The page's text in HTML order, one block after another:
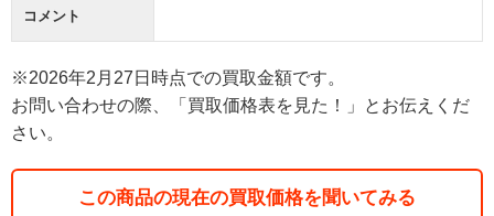
コメント
※2026年2月27日時点での買取金額です。
お問い合わせの際、「買取価格表を見た！」とお伝えくだ
さい。
この商品の現在の買取価格を聞いてみる